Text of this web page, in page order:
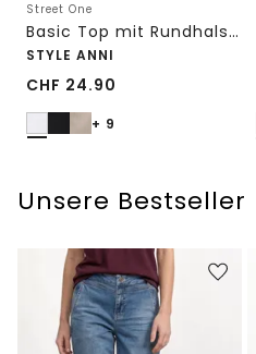
Street One
Basic Top mit Rundhals in Unifarbe
STYLE ANNI
CHF 24.90
+ 9
Unsere Bestseller